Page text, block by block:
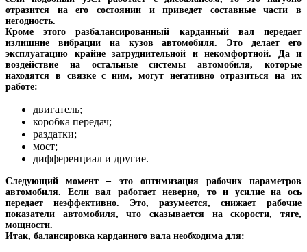
отразится на его состоянии и приведет составные части в
негодность.
Кроме этого разбалансированный карданный вал передает
излишние вибрации на кузов автомобиля. Это делает его
эксплуатацию крайне затруднительной и некомфортной. Да и
воздействие на остальные системы автомобиля, которые
находятся в связке с ним, могут негативно отразиться на их
работе:
двигатель;
коробка передач;
раздатки;
мост;
дифференциал и другие.
Следующий момент – это оптимизация рабочих параметров
автомобиля. Если вал работает неверно, то и усилие на ось
передает неэффективно. Это, разумеется, снижает рабочие
показатели автомобиля, что сказывается на скорости, тяге,
мощности.
Итак, балансировка карданного вала необходима для: